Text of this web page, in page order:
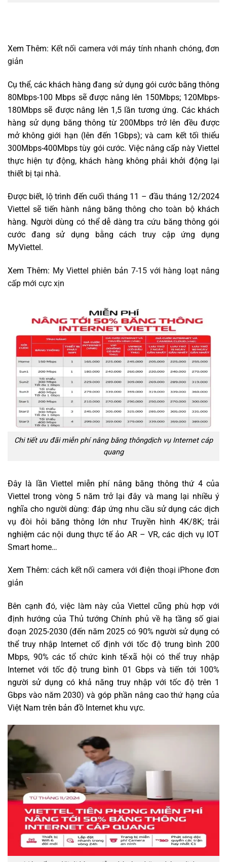
Xem Thêm: Kết nối camera với máy tính nhanh chóng, đơn
giản
Cụ thể, các khách hàng đang sử dụng gói cước băng thông
80Mbps-100 Mbps sẽ được nâng lên 150Mbps; 120Mbps-
180Mbps sẽ được nâng lên 1,5 lần tương ứng. Các khách
hàng sử dụng băng thông từ 200Mbps trở lên đều được
mở không giới hạn (lên đến 1Gbps); và cam kết tối thiểu
300Mbps-400Mbps tùy gói cước. Việc nâng cấp này Viettel
thực hiện tự động, khách hàng không phải khởi động lại
thiết bị tại nhà.
Được biết, lộ trình đến cuối tháng 11 – đầu tháng 12/2024
Viettel sẽ tiến hành nâng băng thông cho toàn bộ khách
hàng. Người dùng có thể dễ dàng tra cứu băng thông gói
cước đang sử dụng bằng cách truy cập ứng dụng
MyViettel .
Xem Thêm: My Viettel phiên bản 7-15 với hàng loạt nâng
cấp mới cực xịn
Chi tiết ưu đãi miễn phí nâng băng thôngdịch vụ Internet cáp
quang
Đây là lần Viettel miễn phí nâng băng thông thứ 4 của
Viettel trong vòng 5 năm trở lại đây và mang lại nhiều ý
nghĩa cho người dùng: đáp ứng nhu cầu sử dụng các dịch
vụ đòi hỏi băng thông lớn như Truyền hình 4K/8K; trải
nghiệm các nội dung thực tế ảo AR – VR, các dịch vụ IOT
Smart home…
Xem Thêm:cách kết nối camera với điện thoại iPhone đơn
giản
Bên cạnh đó, việc làm này của Viettel cũng phù hợp với
định hướng của Thủ tướng Chính phủ về hạ tầng số giai
đoạn 2025-2030 (đến năm 2025 có 90% người sử dụng có
thể truy nhập Internet cố định với tốc độ trung bình 200
Mbps, 90% các tổ chức kinh tế-xã hội có thể truy nhập
Internet với tốc độ trung bình 01 Gbps và tiến tới 100%
người sử dụng có khả năng truy nhập với tốc độ trên 1
Gbps vào năm 2030) và góp phần nâng cao thứ hạng của
Việt Nam trên bản đồ Internet khu vực.